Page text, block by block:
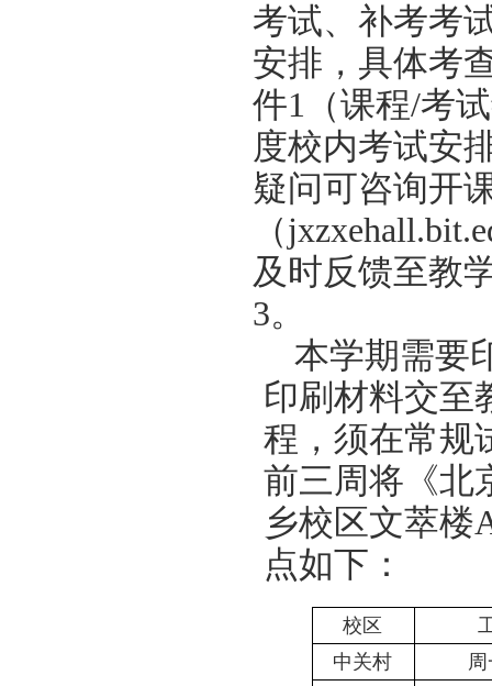
考试、补考考
安排，具体考
件1（课程/考
度校内考试安
疑问可咨询开
（
及时反馈至教
3。
本学期需要
印刷材料交至
程，须在常规
前三周将《北
乡校区文萃楼
点如下：
校区
中关村